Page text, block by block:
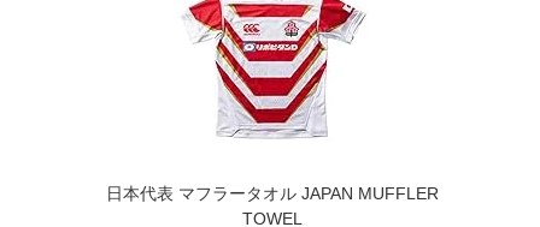
日本代表 マフラータオル JAPAN MUFFLER
TOWEL